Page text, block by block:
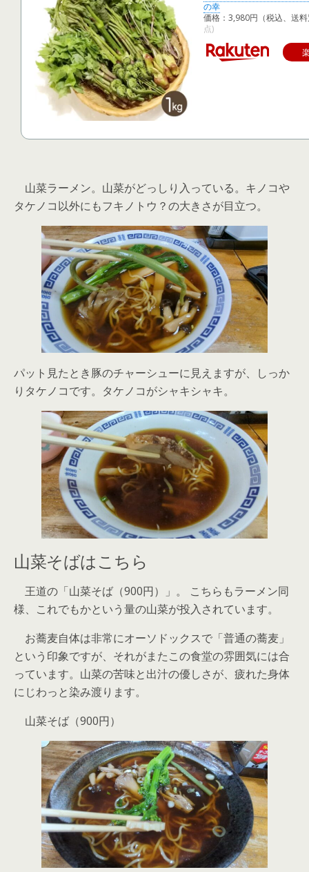
の幸
価格：3,980円（税込、送料
点)
山菜ラーメン。山菜がどっしり入っている。キノコや
タケノコ以外にもフキノトウ？の大きさが目立つ。
パット見たとき豚のチャーシューに見えますが、しっか
りタケノコです。タケノコがシャキシャキ。
山菜そばはこちら
王道の「山菜そば（900円）」。 こちらもラーメン同
様、これでもかという量の山菜が投入されています。
お蕎麦自体は非常にオーソドックスで「普通の蕎麦」
という印象ですが、それがまたこの食堂の雰囲気には合
っています。山菜の苦味と出汁の優しさが、疲れた身体
にじわっと染み渡ります。
山菜そば（900円）